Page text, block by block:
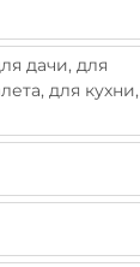
дачи, для
для кухни,